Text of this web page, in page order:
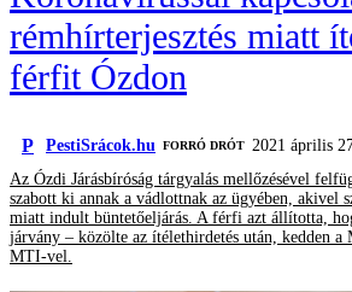
rémhírterjesztés miatt
férfit Ózdon
P PestiSrácok.hu FORRÓ DRÓT
2021 április
Az Ózdi Járásbíróság tárgyalás mellőzésével
szabott ki annak a vádlottnak az ügyében, akivel
miatt indult büntetőeljárás. A férfi azt állította,
járvány – közölte az ítélethirdetés után, kedden a
MTI-vel.